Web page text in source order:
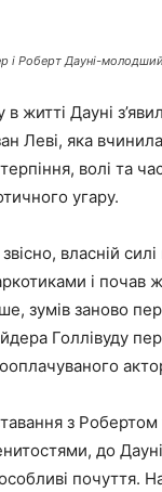
і Роберт Дауні-
житті Дауні
Леві, яка
волі та
угару.
власній силі
і почав
зумів заново
Голлівуду
з Робертом
до
почуття.